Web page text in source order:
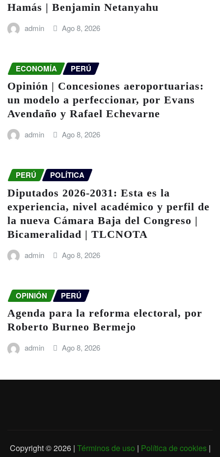
Hamás | Benjamin Netanyahu
admin Ago 8, 2026
ECONOMÍA PERÚ
Opinión | Concesiones aeroportuarias:
un modelo a perfeccionar, por Evans
Avendaño y Rafael Echevarne
admin Ago 8, 2026
PERÚ POLÍTICA
Diputados 2026-2031: Esta es la
experiencia, nivel académico y perfil de
la nueva Cámara Baja del Congreso |
Bicameralidad | TLCNOTA
admin Ago 8, 2026
OPINIÓN PERÚ
Agenda para la reforma electoral, por
Roberto Burneo Bermejo
admin Ago 8, 2026
Copyright © 2026 | Términos de uso | Política de cookies|